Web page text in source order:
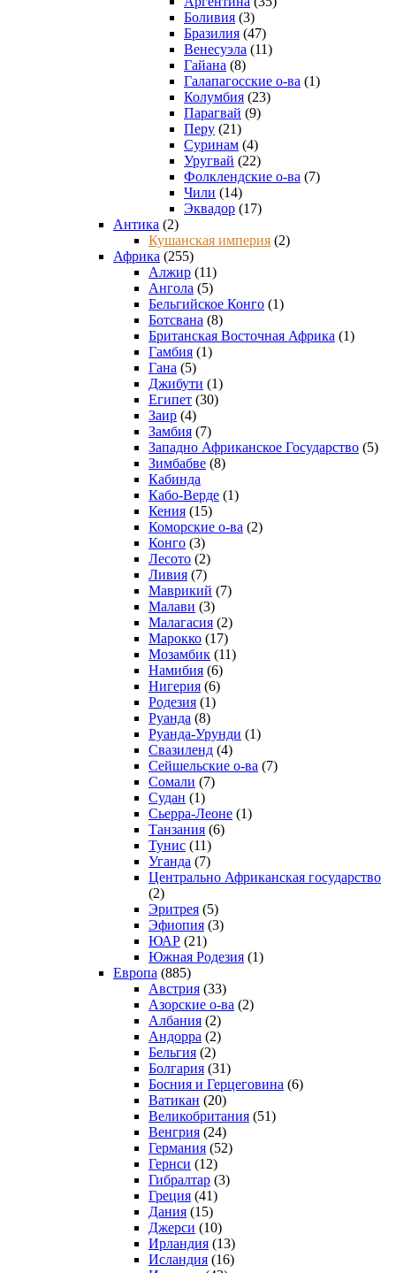
Боливия (3)
Бразилия (47)
Венесуэла (11)
Гайана (8)
Галапагосские о-ва (1)
Колумбия (23)
Парагвай (9)
Перу (21)
Суринам (4)
Уругвай (22)
Фолклендские о-ва (7)
Чили (14)
Эквадор (17)
Антика (2)
Кушанская империя (2)
Африка (255)
Алжир (11)
Ангола (5)
Бельгийское Конго (1)
Ботсвана (8)
Британская Восточная Африка (1)
Гамбия (1)
Гана (5)
Джибути (1)
Египет (30)
Заир (4)
Замбия (7)
Западно Африканское Государство (5)
Зимбабве (8)
Кабинда
Кабо-Верде (1)
Кения (15)
Коморские о-ва (2)
Конго (3)
Лесото (2)
Ливия (7)
Маврикий (7)
Малави (3)
Малагасия (2)
Марокко (17)
Мозамбик (11)
Намибия (6)
Нигерия (6)
Родезия (1)
Руанда (8)
Руанда-Урунди (1)
Свазиленд (4)
Сейшельские о-ва (7)
Сомали (7)
Судан (1)
Сьерра-Леоне (1)
Танзания (6)
Тунис (11)
Уганда (7)
Центрально Африканская государство
(2)
Эритрея (5)
Эфиопия (3)
ЮАР (21)
Южная Родезия (1)
Европа (885)
Австрия (33)
Азорские о-ва (2)
Албания (2)
Андорра (2)
Бельгия (2)
Болгария (31)
Босния и Герцеговина (6)
Ватикан (20)
Великобритания (51)
Венгрия (24)
Германия (52)
Гернси (12)
Гибралтар (3)
Греция (41)
Дания (15)
Джерси (10)
Ирландия (13)
Исландия (16)